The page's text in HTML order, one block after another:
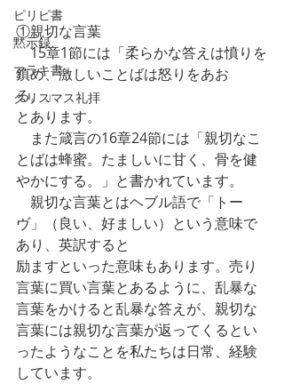
ピリピ書
黙示録
マラキ書
クリスマス礼拝
①親切な言葉
15章1節には「柔らかな答えは憤りを
鎮め、激しいことばは怒りをあお
る。」
とあります。
また箴言の16章24節には「親切なこ
とばは蜂蜜。たましいに甘く、骨を健
やかにする。」と書かれています。
親切な言葉とはヘブル語で「トー
ヴ」（良い、好ましい）という意味で
あり、英訳すると
励ますといった意味もあります。売り
言葉に買い言葉とあるように、乱暴な
言葉をかけると乱暴な答えが、親切な
言葉には親切な言葉が返ってくるとい
ったようなことを私たちは日常、経験
しています。